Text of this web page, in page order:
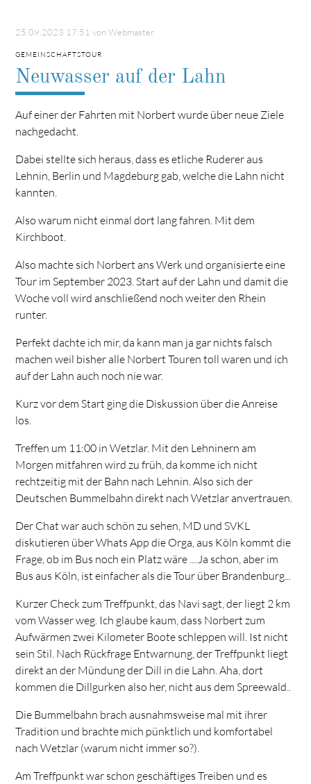
25.09.2023 17:51 von Webmaster
GEMEINSCHAFTSTOUR
Neuwasser auf der Lahn
Auf einer der Fahrten mit Norbert wurde über neue Ziele
nachgedacht.
Dabei stellte sich heraus, dass es etliche Ruderer aus
Lehnin, Berlin und Magdeburg gab, welche die Lahn nicht
kannten.
Also warum nicht einmal dort lang fahren. Mit dem
Kirchboot.
Also machte sich Norbert ans Werk und organisierte eine
Tour im September 2023. Start auf der Lahn und damit die
Woche voll wird anschließend noch weiter den Rhein
runter.
Perfekt dachte ich mir, da kann man ja gar nichts falsch
machen weil bisher alle Norbert Touren toll waren und ich
auf der Lahn auch noch nie war.
Kurz vor dem Start ging die Diskussion über die Anreise
los.
Treffen um 11:00 in Wetzlar. Mit den Lehninern am
Morgen mitfahren wird zu früh, da komme ich nicht
rechtzeitig mit der Bahn nach Lehnin. Also sich der
Deutschen Bummelbahn direkt nach Wetzlar anvertrauen.
Der Chat war auch schön zu sehen, MD und SVKL
diskutieren über Whats App die Orga, aus Köln kommt die
Frage, ob im Bus noch ein Platz wäre ....Ja schon, aber im
Bus aus Köln, ist einfacher als die Tour über Brandenburg...
Kurzer Check zum Treffpunkt, das Navi sagt, der liegt 2 km
vom Wasser weg. Ich glaube kaum, dass Norbert zum
Aufwärmen zwei Kilometer Boote schleppen will. Ist nicht
sein Stil. Nach Rückfrage Entwarnung, der Treffpunkt liegt
direkt an der Mündung der Dill in die Lahn. Aha, dort
kommen die Dillgurken also her, nicht aus dem Spreewald..
Die Bummelbahn brach ausnahmsweise mal mit ihrer
Tradition und brachte mich pünktlich und komfortabel
nach Wetzlar (warum nicht immer so?).
Am Treffpunkt war schon geschäftiges Treiben und es